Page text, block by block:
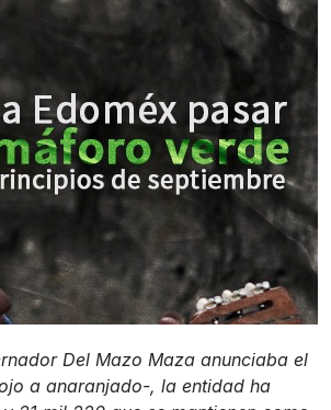
Del Mazo Maza anunciaba el
a anaranjado-, la entidad ha